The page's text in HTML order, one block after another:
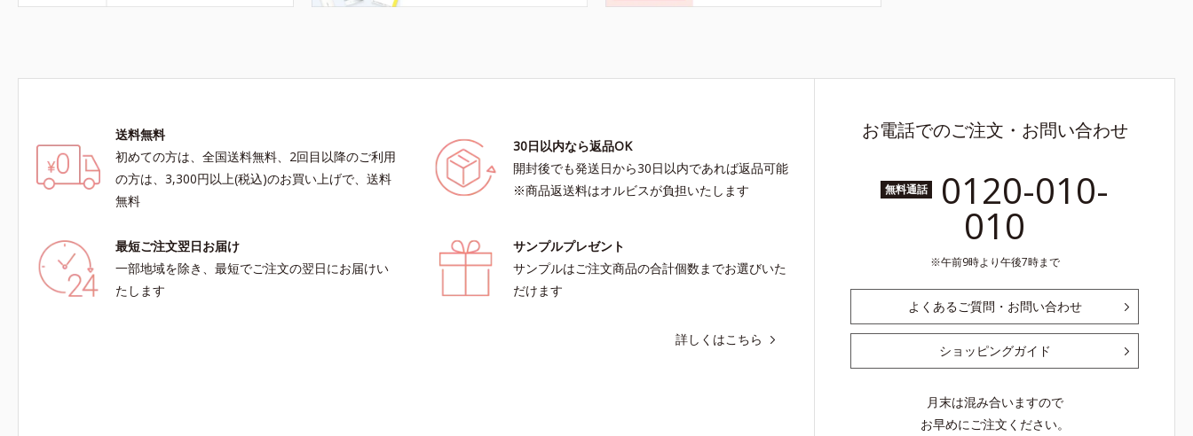
送料無料
初めての方は、全国送料無料、2回目以降のご利用
の方は、3,300円以上(税込)のお買い上げで、送料
無料
30日以内なら返品OK
開封後でも発送日から30日以内であれば返品可能
※商品返送料はオルビスが負担いたします
最短ご注文翌日お届け
一部地域を除き、最短でご注文の翌日にお届けい
たします
サンプルプレゼント
サンプルはご注文商品の合計個数までお選びいた
だけます
詳しくはこちら
お電話でのご注文・お問い合わせ
無料通話 0120-010-
010
午前9時より午後7時まで
よくあるご質問・お問い合わせ
ショッピングガイド
月末は混み合いますので
お早めにご注文ください。